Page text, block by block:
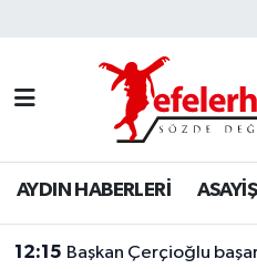
AYDIN HABERLERİ ASAYİŞ
12:15 Başkan Çerçioğlu
Nöbetçi Eczaneler
Hava Durumu
Aydin Namaz Vakitleri
Trafik Durumu